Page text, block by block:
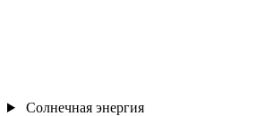
Солнечная энергия